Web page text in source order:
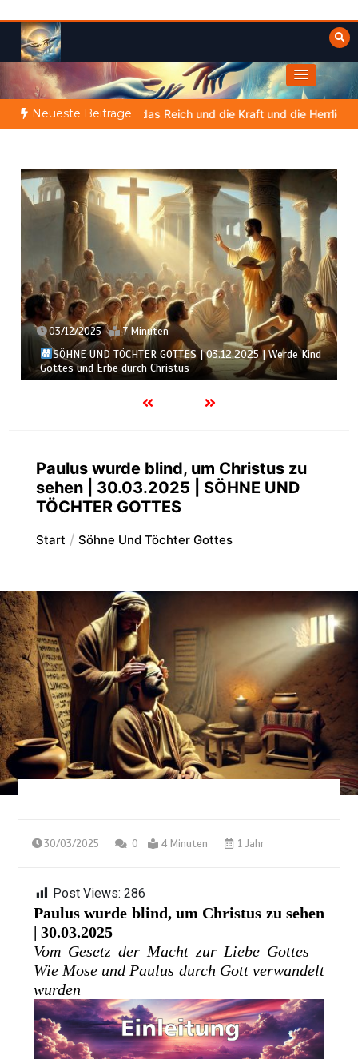
Inhalt
springen
Weisheiten der Bibel
Himmelwärts
Neueste Beiträge
ist das Reich und die Kraft und die Herrlichkeit in Ewigkeit DIE
02/12/2025 6 Minuten
SÖHNE UND TÖCHTER GOTTES | 02.12.2025 | Sucht den
Herrn, solange Er zu finden ist
Paulus wurde blind, um Christus zu
sehen | 30.03.2025 | SÖHNE UND
TÖCHTER GOTTES
Start Söhne Und Töchter Gottes
30/03/2025 0 4 Minuten 1 Jahr
Post Views: 286
Paulus wurde blind, um Christus zu sehen
| 30.03.2025
Vom Gesetz der Macht zur Liebe Gottes –
Wie Mose und Paulus durch Gott verwandelt
wurden